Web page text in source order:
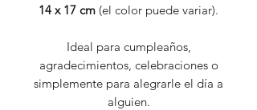
14 x 17 cm (el color puede variar).
Ideal para cumpleaños,
agradecimientos, celebraciones o
simplemente para alegrarle el día a
alguien.